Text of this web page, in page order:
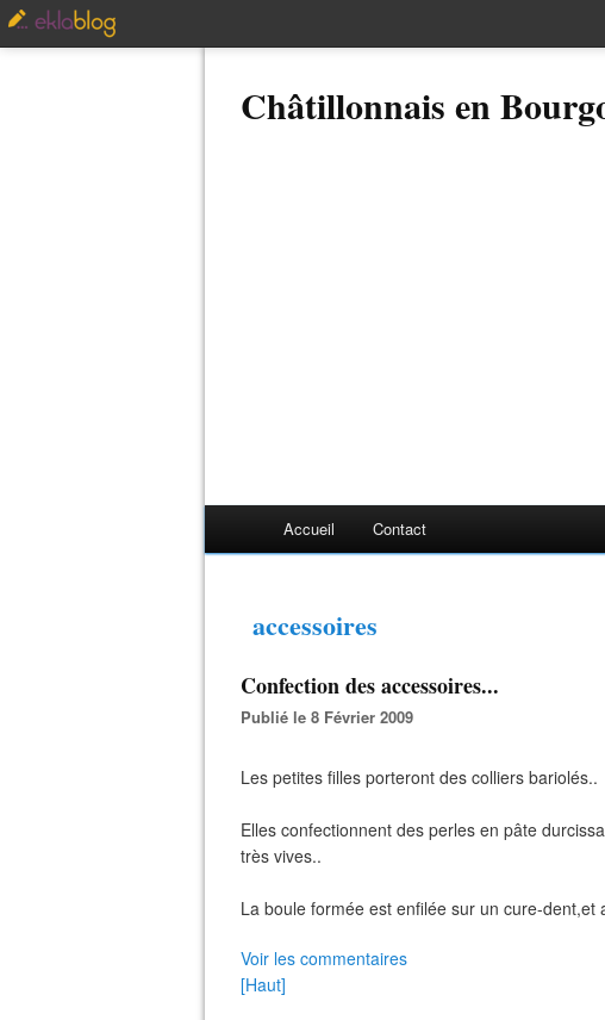
Châtillonnais en
Accueil Contact
accessoires
Confection des accessoires...
Publié le 8 Février 2009
Les petites filles porteront des colliers bariolés..
Elles confectionnent des perles en pâte
très vives..
La boule formée est enfilée sur un cure-
Voir les commentaires
[Haut]